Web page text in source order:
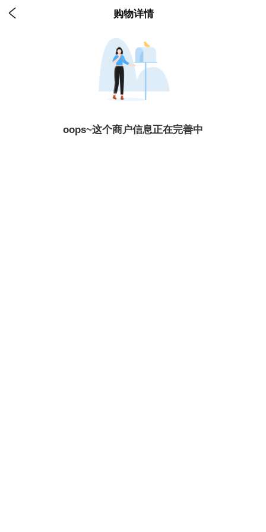
 购物详情
oops~这个商户信息正在完善中